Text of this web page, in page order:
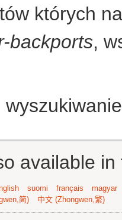
których
backports,
available
suomi français
magyar
简) 中文 (Zhongwen,繁)